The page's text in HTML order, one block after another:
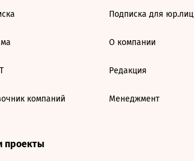
компаний
Подписка для юр.лиц
О компании
Редакция
Менеджмент
проекты